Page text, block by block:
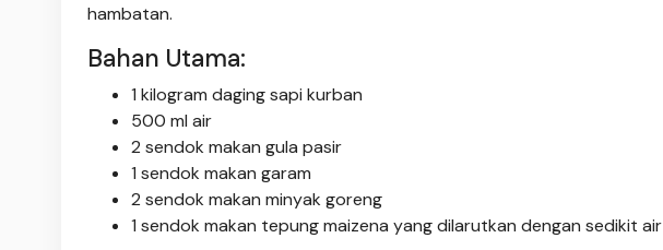
hambatan.
Bahan Utama:
1 kilogram daging sapi kurban
500 ml air
2 sendok makan gula pasir
1 sendok makan garam
2 sendok makan minyak goreng
1 sendok makan tepung maizena yang dilarutkan dengan sedikit air